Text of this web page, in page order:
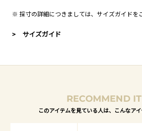
※ 採寸の詳細につきましては、 サイズガイドを
> サイズガイド
RECOMMEND
このアイテムを見ている人は、こんなア